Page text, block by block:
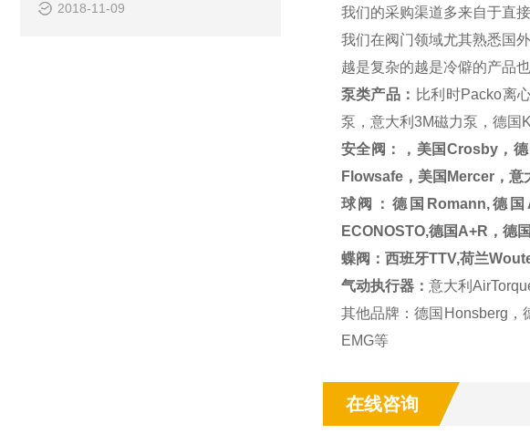
2018-11-09
我们的采购渠道多来自于直
我们在阀门领域尤其熟悉国
越是复杂的越是冷僻的产品
泵类产品： 比利时Packo离
泵，意大利3M磁力泵，德国
安全阀：，美国Crosby，
Flowsafe，美国Mercer，
球阀：德国Romann,德
ECONOSTO,德国A+R，德
蝶阀：西班牙TTV,荷兰
气动执行器： 意大利
其他品牌：德国Honsberg，
EMG等
在线咨询